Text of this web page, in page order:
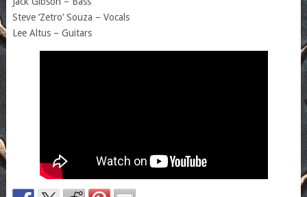
Steve ‘Zetro’ Souza – Vocals
Lee Altus – Guitars